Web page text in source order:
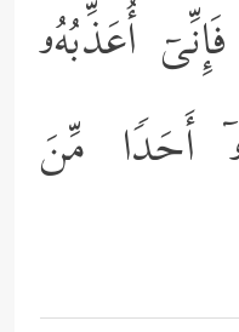
أُعَذِّبُهُۥ
أَحَدࣰا مِّنَ